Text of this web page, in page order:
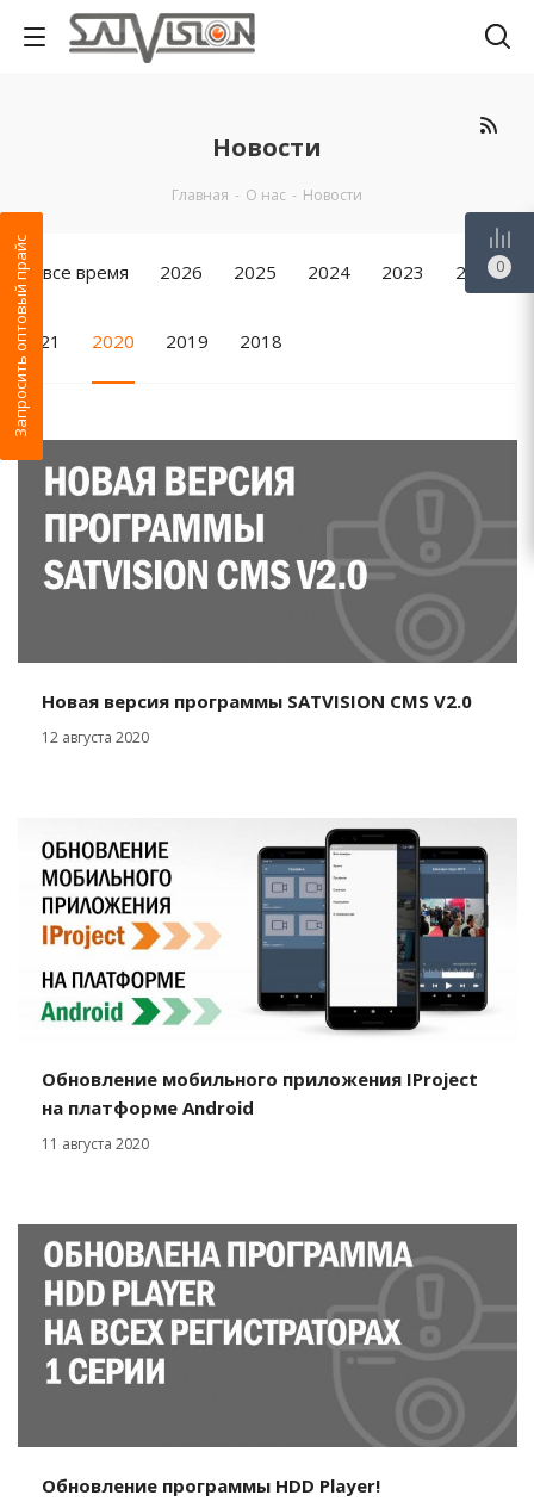
Новости
Главная - О нас - Новости
За все время 2026 2025 2024 2023 2022
2021 2020 2019 2018
Новая версия программы SATVISION CMS V2.0
12 августа 2020
Обновление мобильного приложения IProject
на платформе Android
11 августа 2020
Обновление программы HDD Player!
Запросить оптовый прайс 0